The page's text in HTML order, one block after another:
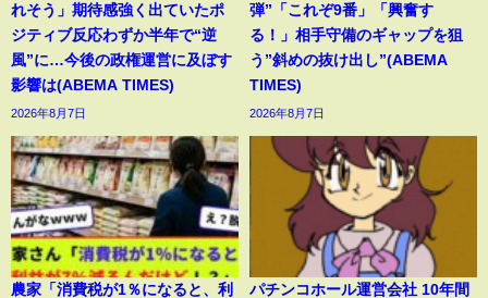
れそう」期待感強く出ていたポ
ジティブ反応わずか半年で“逆
風”に…今後の政権運営に及ぼす
影響は(ABEMA TIMES)
2026年8月7日
弾”「これぞ9番」「興奮す
る！」相手守備のギャップを狙
う”斜めの抜け出し”(ABEMA
TIMES)
2026年8月7日
農家「消費税が1％になると、利
パチンコホール運営会社 10年間